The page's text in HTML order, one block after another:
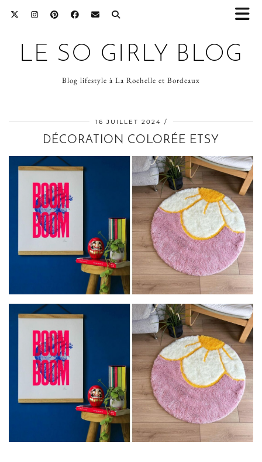
LE SO GIRLY BLOG
Blog lifestyle à La Rochelle et Bordeaux
16 JUILLET 2024
DÉCORATION COLORÉE ETSY